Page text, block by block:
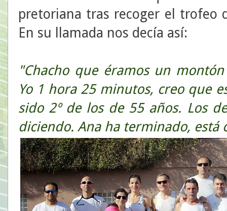
pretoriana tras recoger el trofeo
En su llamada nos decía así:
"Chacho que éramos un
Yo 1 hora 25 minutos, creo que
sido 2º de los de 55 años. Los
diciendo. Ana ha terminado,